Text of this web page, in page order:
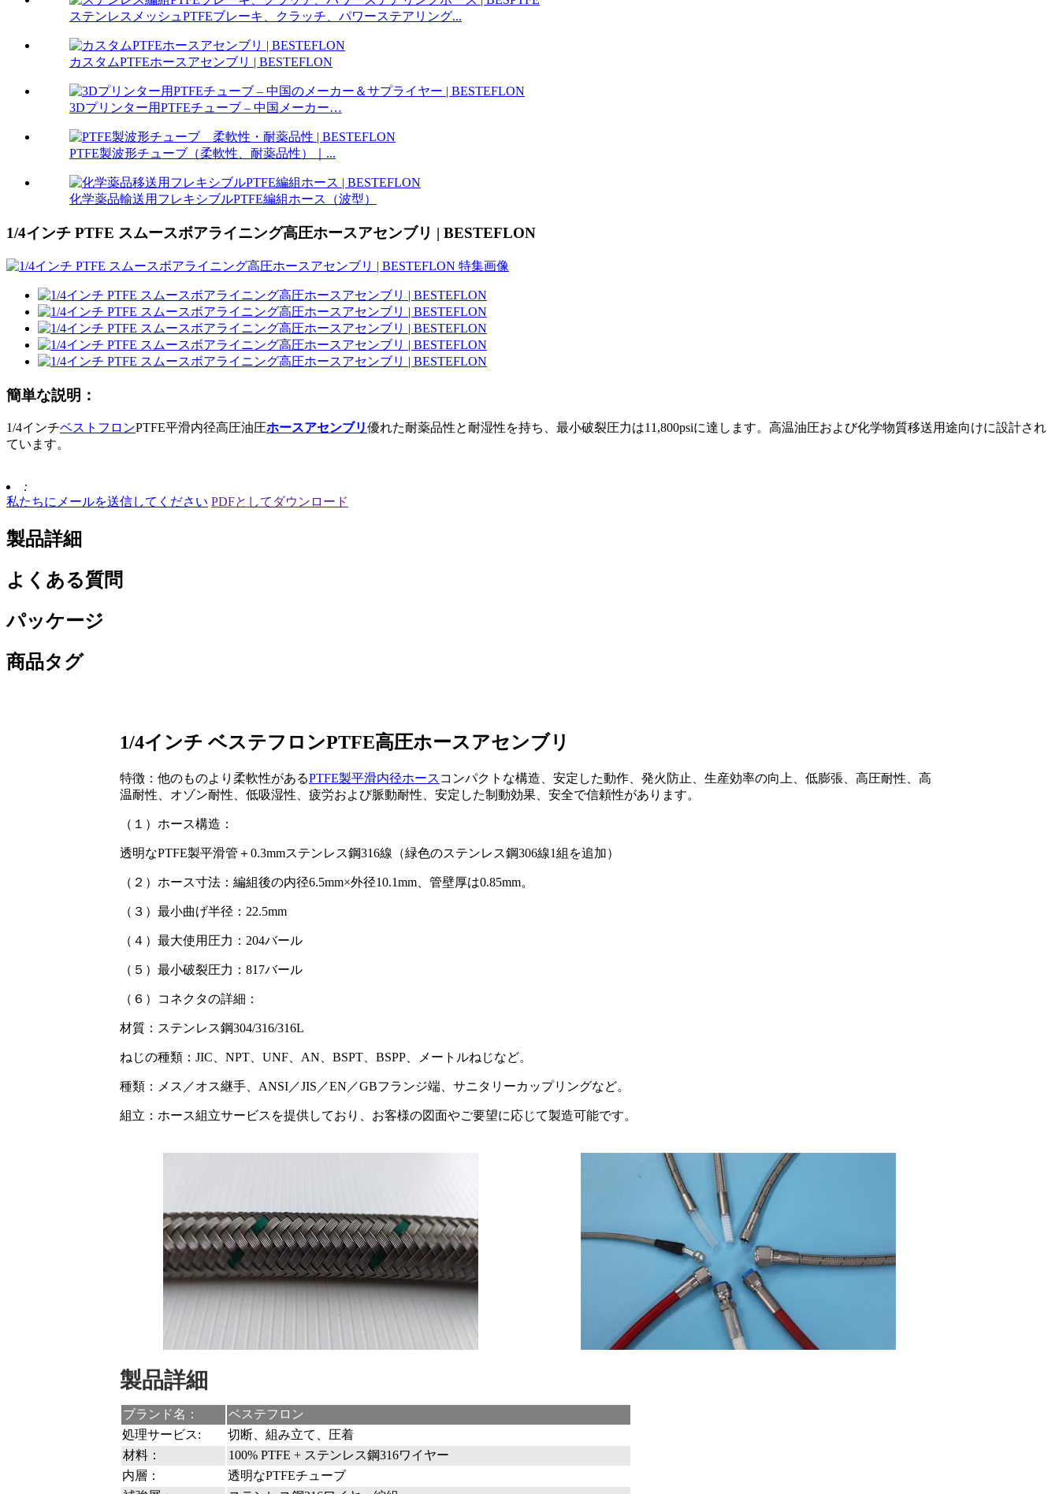
ステンレスメッシュPTFEブレーキ、クラッチ、パワーステアリング...
カスタムPTFEホースアセンブリ | BESTEFLON
3Dプリンター用PTFEチューブ – 中国メーカー…
PTFE製波形チューブ（柔軟性、耐薬品性）｜...
化学薬品輸送用フレキシブルPTFE編組ホース（波型）
1/4インチ PTFE スムースボアライニング高圧ホースアセンブリ | BESTEFLON
簡単な説明：
1/4インチベストフロンPTFE平滑内径高圧油圧ホースアセンブリ優れた耐薬品性と耐湿性を持ち、最小破裂圧力は11,800psiに達します。高温油圧および化学物質移送用途向けに設計され
ています。
:
私たちにメールを送信してください PDFとしてダウンロード
製品詳細
よくある質問
パッケージ
商品タグ
1/4インチ ベステフロンPTFE高圧ホースアセンブリ
特徴：他のものより柔軟性があるPTFE製平滑内径ホース コンパクトな構造、安定した動作、発火防止、生産効率の向上、低膨張、高圧耐性、高
温耐性、オゾン耐性、低吸湿性、疲労および脈動耐性、安定した制動効果、安全で信頼性があります。
（１）ホース構造：
透明なPTFE製平滑管＋0.3mmステンレス鋼316線（緑色のステンレス鋼306線1組を追加）
（２）ホース寸法：編組後の内径6.5mm×外径10.1mm、管壁厚は0.85mm。
（３）最小曲げ半径：22.5mm
（４）最大使用圧力：204バール
（５）最小破裂圧力：817バール
（６）コネクタの詳細：
材質：ステンレス鋼304/316/316L
ねじの種類：JIC、NPT、UNF、AN、BSPT、BSPP、メートルねじなど。
種類：メス／オス継手、ANSI／JIS／EN／GBフランジ端、サニタリーカップリングなど。
組立：ホース組立サービスを提供しており、お客様の図面やご要望に応じて製造可能です。
製品詳細
ブランド名：
ベステフロン
処理サービス:
切断、組み立て、圧着
材料：
100% PTFE + ステンレス鋼316ワイヤー
内層：
透明なPTFEチューブ